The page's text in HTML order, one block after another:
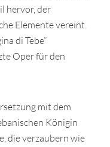
hervor, der
Elemente vereint.
di Tebe”
Oper für den
mit dem
Königin
die verzaubern wie